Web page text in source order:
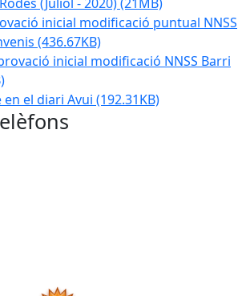
inicial modificació puntual NNSS
(436.67KB)
inicial modificació NNSS Barri
el diari Avui (192.31KB)